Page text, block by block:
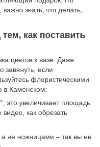
знать, что делать,
как поставить
цветов к вазе. Даже
завянуть, если
флористическими
в Каменском:
это увеличивает площадь
как обрезать
не ножницами – так вы не